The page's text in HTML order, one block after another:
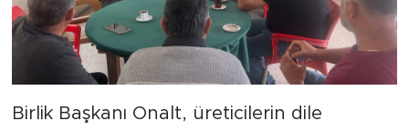
Birlik Başkanı Onalt, üreticilerin dile